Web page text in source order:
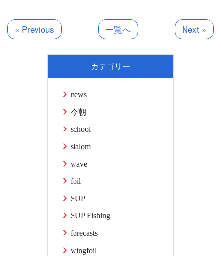
« Previous 一覧へ Next »
カテゴリー
news
今朝
school
slalom
wave
foil
SUP
SUP Fishing
forecasts
wingfoil